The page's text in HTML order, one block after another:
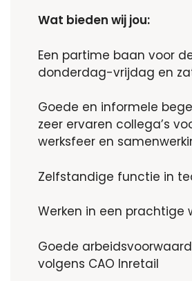
Wat bieden wij jou:
Een partime baan voor
donderdag-vrijdag en
Goede en informele
zeer ervaren collega’s
werksfeer en
Zelfstandige functie in
Werken in een prachtige
Goede
volgens CAO Inretail